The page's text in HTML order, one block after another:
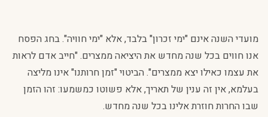
מועדי השנה אינם "ימי זכרון" בלבד, אלא "ימי חוויה". בחג הפסח
אנו חווים בכל שנה מחדש את היציאה ממצרים. "חייב אדם לראות
את עצמו כאילו יצא ממצרים". הביטוי "זמן חרותנו" אינו מליצה
בעלמא, אין זה ענין של תאריך, אלא פשוטו כמשמעו: זהו הזמן
שבו החרות חוזרת אלינו בכל שנה מחדש.